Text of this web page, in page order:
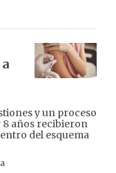
y un proceso
8 años recibieron
del esquema